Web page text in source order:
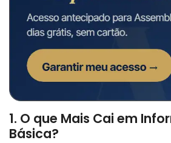
1. O que Mais Cai em
Básica?